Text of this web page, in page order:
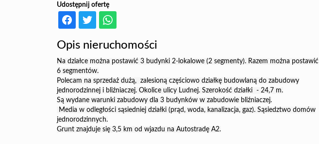
Udostępnij ofertę
Opis nieruchomości
Na działce można postawić 3 budynki 2-lokalowe (2 segmenty). Razem można postawić
6 segmentów.
Polecam na sprzedaż dużą, zalesioną częściowo działkę budowlaną do zabudowy
jednorodzinnej i bliźniaczej. Okolice ulicy Ludnej. Szerokość działki - 24,7 m.
Są wydane warunki zabudowy dla 3 budynków w zabudowie bliźniaczej.
Media w odległości sąsiedniej działki (prąd, woda, kanalizacja, gaz). Sąsiedztwo domów
jednorodzinnych.
Grunt znajduje się 3,5 km od wjazdu na Autostradę A2.